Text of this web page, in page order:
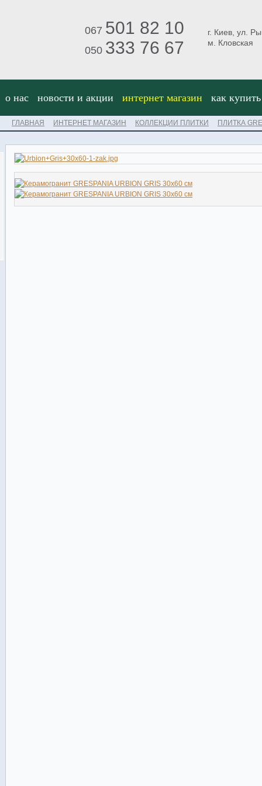
067 501 82 10
050 333 76 67
г. Киев, ул.
м. Кловская
о нас новости и акции интернет магазин как купить
ГЛАВНАЯ ИНТЕРНЕТ МАГАЗИН КОЛЛЕКЦИИ ПЛИТКИ ПЛИТКА